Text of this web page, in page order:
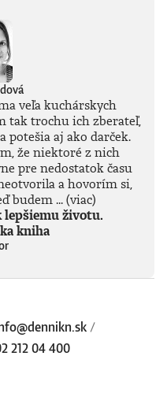
veľa kuchárskych
tak trochu ich zberateľ,
potešia aj ako darček.
že niektoré z nich
pre nedostatok času
a hovorím si,
budem ...(viac)
lepšiemu životu.
kniha
/
212 04 400